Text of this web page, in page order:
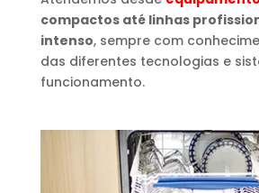
compactos até linhas
intenso, sempre com
das diferentes tecnologias e
funcionamento.